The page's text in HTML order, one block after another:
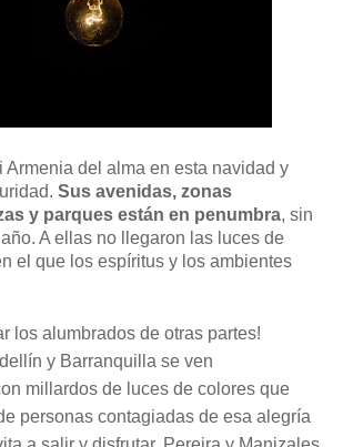
Armenia del alma en esta navidad y
Sus avenidas, zonas
y parques están en penumbra, sin
A ellas no llegaron las luces de
el que los espíritus y los ambientes
los alumbrados de otras partes!
y Barranquilla se ven
millardos de luces de colores que
personas contagiadas de esa alegría